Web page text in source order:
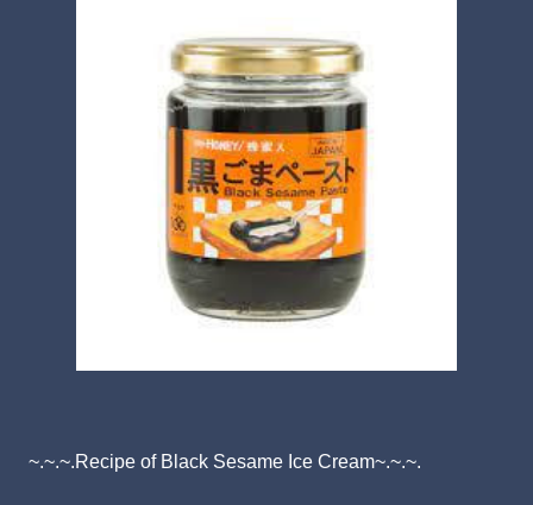
~.~.~.Recipe of Black Sesame Ice Cream~.~.~.